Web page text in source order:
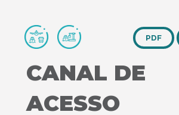
CANAL DE
ACESSO